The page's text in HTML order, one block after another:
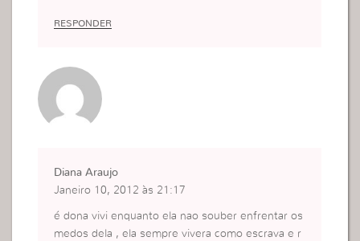
RESPONDER
Diana Araujo
Janeiro 10, 2012 às 21:17
é dona vivi enquanto ela nao souber enfrentar os
medos dela , ela sempre vivera como escrava e r